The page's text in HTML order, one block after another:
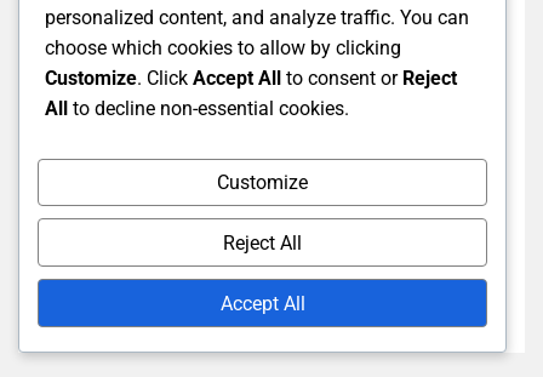
browser for the next time I comment.
personalized content, and analyze traffic. You can
choose which cookies to allow by clicking
Customize. Click Accept All to consent or Reject
All to decline non-essential cookies.
Customize
Reject All
Accept All